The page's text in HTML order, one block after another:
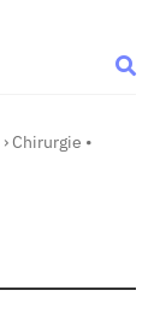
› Chirurgie •